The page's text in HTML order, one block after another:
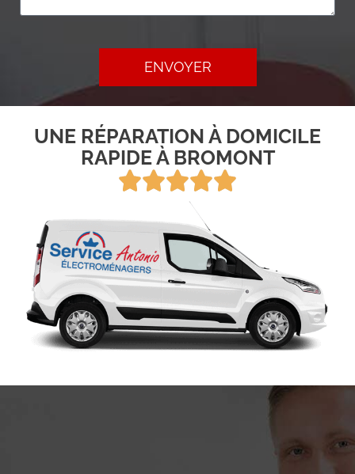
ENVOYER
UNE RÉPARATION À DOMICILE
RAPIDE À BROMONT